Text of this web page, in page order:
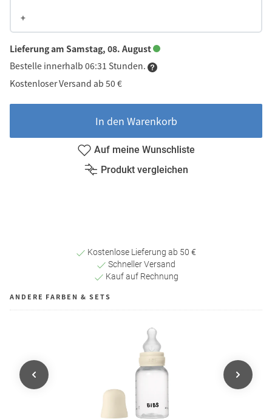
+
Lieferung am Samstag, 08. August
Bestelle innerhalb 06:31 Stunden.
Kostenloser Versand ab 50 €
In den Warenkorb
Auf meine Wunschliste
Produkt vergleichen
Kostenlose Lieferung ab 50 €
Schneller Versand
Kauf auf Rechnung
ANDERE FARBEN & SETS